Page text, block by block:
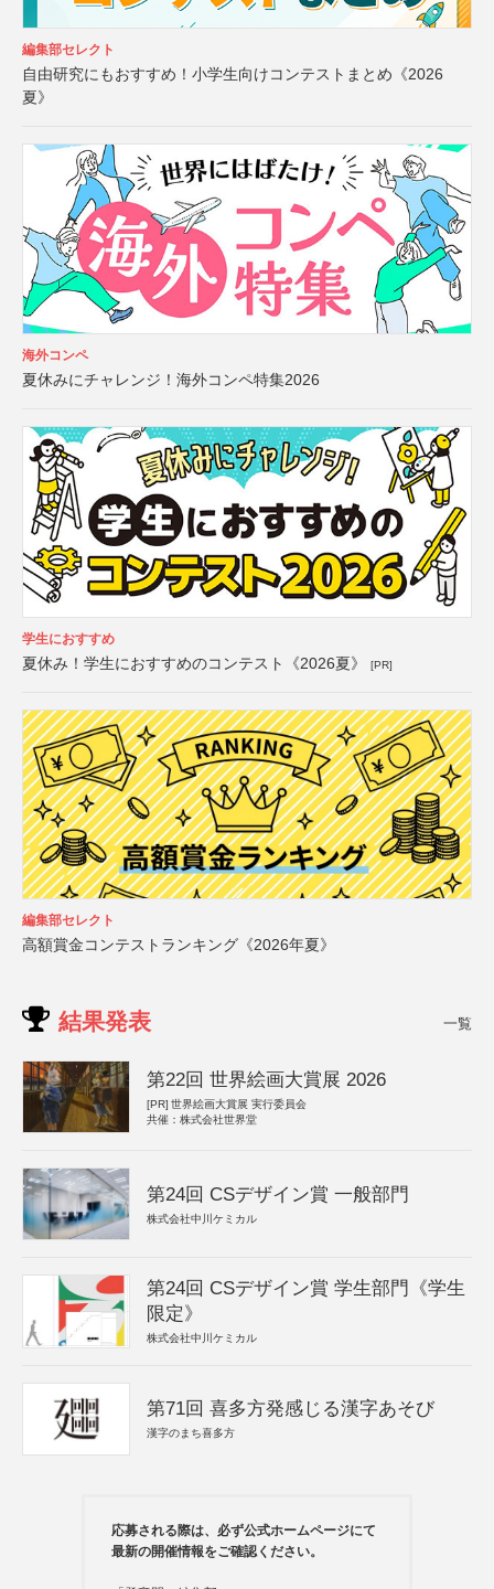
編集部セレクト
自由研究にもおすすめ！小学生向けコンテストまとめ《2026
夏》
海外コンペ
夏休みにチャレンジ！海外コンペ特集2026
学生におすすめ
夏休み！学生におすすめのコンテスト《2026夏》 [PR]
編集部セレクト
高額賞金コンテストランキング《2026年夏》
結果発表 一覧
第22回 世界絵画大賞展 2026
[PR] 世界絵画大賞展 実行委員会
共催：株式会社世界堂
第24回 CSデザイン賞 一般部門
株式会社中川ケミカル
第24回 CSデザイン賞 学生部門《学生
限定》
株式会社中川ケミカル
第71回 喜多方発感じる漢字あそび
漢字のまち喜多方
応募される際は、必ず公式ホームページにて
最新の開催情報をご確認ください。